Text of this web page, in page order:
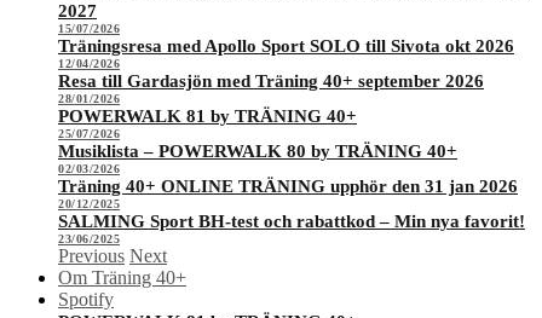
2027
15/07/2026
Träningsresa med Apollo Sport SOLO till Sivota okt 2026
12/04/2026
Resa till Gardasjön med Träning 40+ september 2026
28/01/2026
POWERWALK 81 by TRÄNING 40+
25/07/2026
Musiklista – POWERWALK 80 by TRÄNING 40+
02/03/2026
Träning 40+ ONLINE TRÄNING upphör den 31 jan 2026
20/12/2025
SALMING Sport BH-test och rabattkod – Min nya favorit!
23/06/2025
Previous Next
Om Träning 40+
Spotify